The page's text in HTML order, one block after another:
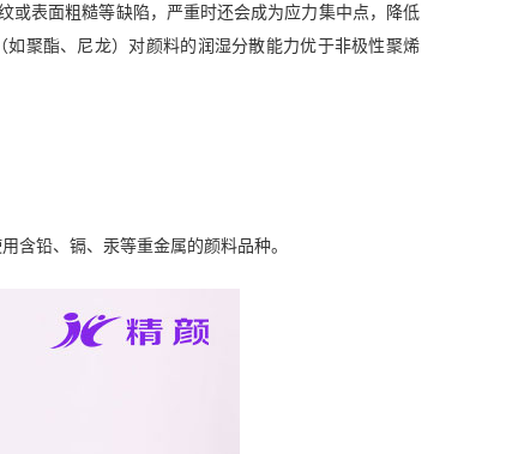
或表面粗糙等缺陷，严重时还会成为应力集中点，降低
聚酯、尼龙）对颜料的润湿分散能力优于非极性聚烯
含铅、镉、汞等重金属的颜料品种。